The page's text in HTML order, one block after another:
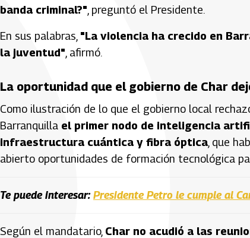
banda criminal?" , preguntó el Presidente.
En sus palabras, "La violencia ha crecido en
la juventud" , afirmó.
La oportunidad que el gobierno de Char
Como ilustración de lo que el gobierno local
Barranquilla el primer nodo de inteligencia
infraestructura cuántica y fibra óptica , que
abierto oportunidades de formación tecnológica
Te puede interesar: Presidente Petro le cumple al
Según el mandatario, Char no acudió a las